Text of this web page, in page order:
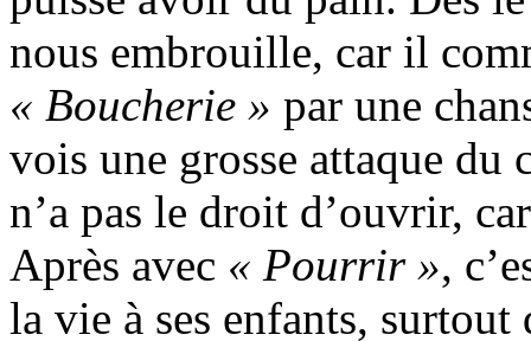
nous embrouille, car il
« Boucherie » par une
vois une grosse attaque du
n’a pas le droit d’ouvrir,
Après avec « Pourrir »,
la vie à ses enfants,